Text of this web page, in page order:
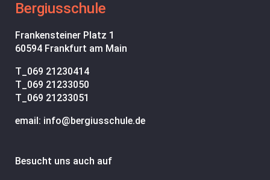
Bergiusschule
Frankensteiner Platz 1
60594 Frankfurt am Main
T_ 069 21230414
T_ 069 21233050
T_ 069 21233051
email: info@bergiusschule.de
Besucht uns auch auf